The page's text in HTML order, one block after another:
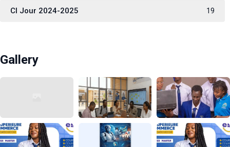
CI Jour 2024-2025 19
Gallery